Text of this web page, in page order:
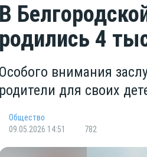
В
родились 4
Особого внимания
родители для своих
Общество
09.05.2026 14:51
782